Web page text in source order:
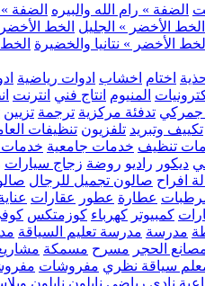
الضفة » رام الله والبيره الضفة »
الخط الأخضر » الجليل الخط
الخط الأخضر » نتانيا والخضيرة
اختام اخشاب ادوات رياضية
المنيوم انتاج فني انترنت
جمركي تدفئة مركزية ترجمة تزيين
تكييف وتبريد تلفزيون تنظيفات
تنظيف خدمات جامعية خدمات
ديكور راديو روضة زجاج سيارات
افراح صالون تجميل للرجال
عطارة عطور عقارات
كمبيوتر كهرباء كوزمتكس
مدرسة مدرسة تعليم السياقة
الحجر مسرح مسمكة
سياقة نظري مفروشات
نادي رياضي نايلون نايلون